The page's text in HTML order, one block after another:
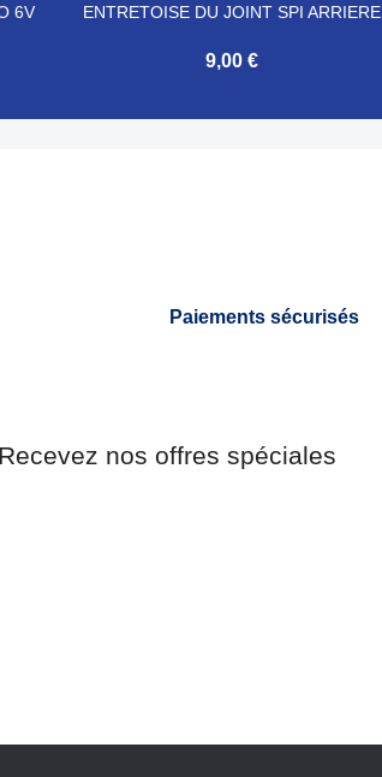
6V ENTRETOISE DU JOINT SPI ARRIERE
9,00 €
Paiements sécurisés
Recevez nos offres spéciales